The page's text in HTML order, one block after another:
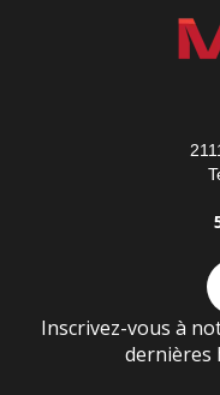
Inscrivez-vous à
dernières